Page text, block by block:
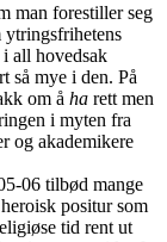
man forestiller seg
ytringsfrihetens
all hovedsak
så mye i den. På
om å ha rett men
i myten fra
og akademikere
06 tilbød mange
positur som
tid rent ut